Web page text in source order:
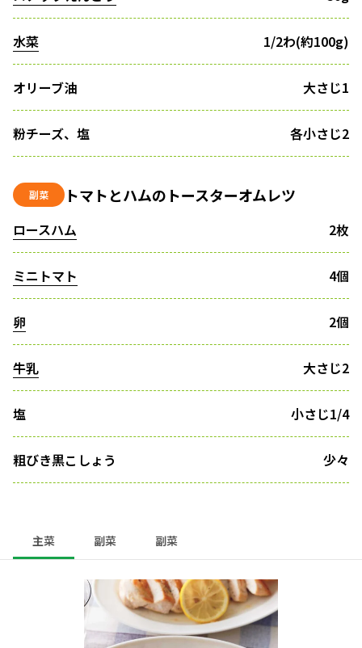
水菜 1/2わ(約100g)
オリーブ油 大さじ1
粉チーズ、塩 各小さじ2
副菜 トマトとハムのトースターオムレツ
ロースハム 2枚
ミニトマト 4個
卵 2個
牛乳 大さじ2
塩 小さじ1/4
粗びき黒こしょう 少々
主菜 副菜 副菜